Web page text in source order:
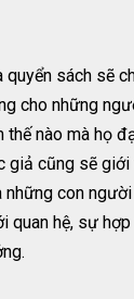
quyển sách sẽ
cho những
nào mà họ
giả cũng sẽ
con
quan hệ, sự